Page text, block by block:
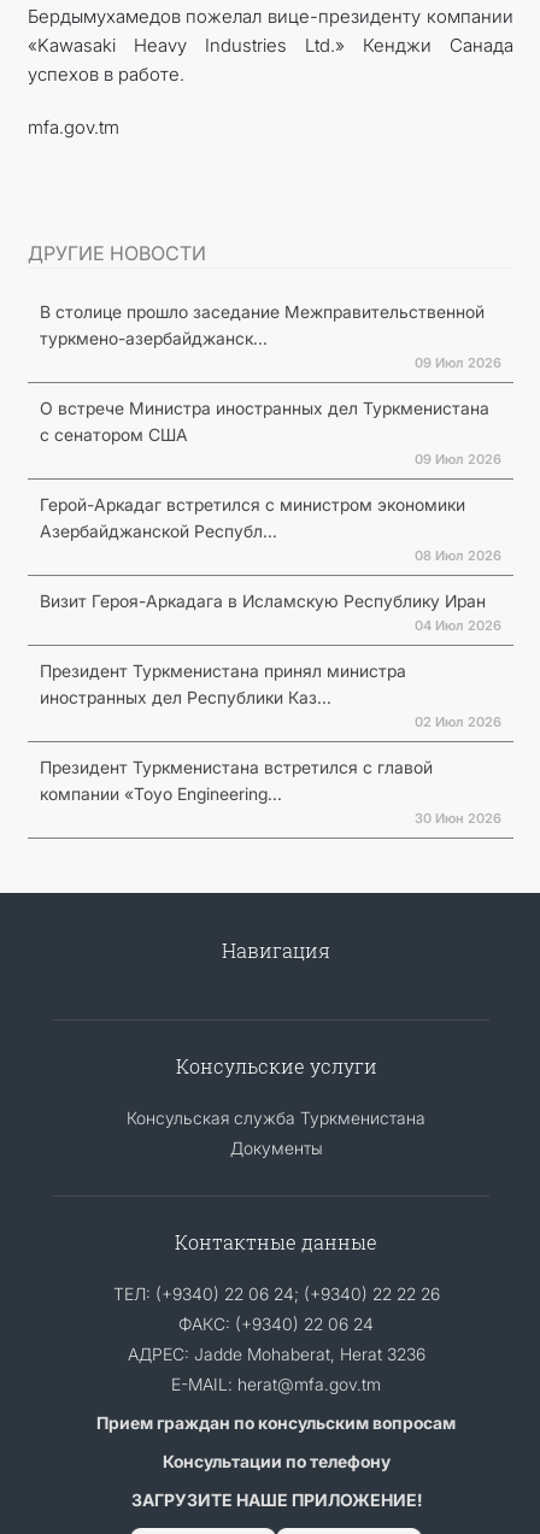
Бердымухамедов пожелал вице-президенту компании
«Kawasaki Heavy Industries Ltd.» Кенджи Санада
успехов в работе.
mfa.gov.tm
ДРУГИЕ НОВОСТИ
В столице прошло заседание Межправительственной
туркмено-азербайджанск...
09 Июл 2026
О встрече Министра иностранных дел Туркменистана
с сенатором США
09 Июл 2026
Герой-Аркадаг встретился с министром экономики
Азербайджанской Республ...
08 Июл 2026
Визит Героя-Аркадага в Исламскую Республику Иран
04 Июл 2026
Президент Туркменистана принял министра
иностранных дел Республики Каз...
02 Июл 2026
Президент Туркменистана встретился с главой
компании «Toyo Engineering...
30 Июн 2026
Навигация
Консульские услуги
Консульская служба Туркменистана
Документы
Контактные данные
ТЕЛ: (+9340) 22 06 24; (+9340) 22 22 26
ФАКС: (+9340) 22 06 24
АДРЕС: Jadde Mohaberat, Herat 3236
E-MAIL: herat@mfa.gov.tm
Прием граждан по консульским вопросам
Консультации по телефону
ЗАГРУЗИТЕ НАШЕ ПРИЛОЖЕНИЕ!